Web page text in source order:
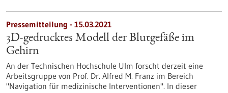
Pressemitteilung - 15.03.2021
3D-gedrucktes Modell der Blutgefäße im
Gehirn
An der Technischen Hochschule Ulm forscht derzeit eine
Arbeitsgruppe von Prof. Dr. Alfred M. Franz im Bereich
"Navigation für medizinische Interventionen". In dieser